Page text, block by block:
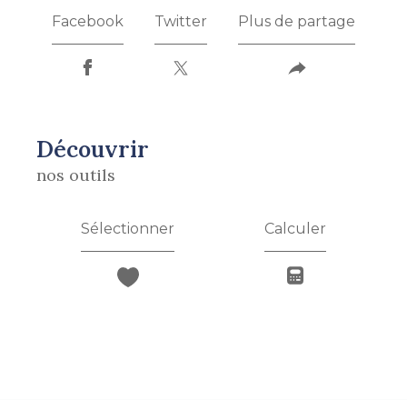
Facebook Twitter Plus de partage
découvrir
nos outils
Sélectionner Calculer